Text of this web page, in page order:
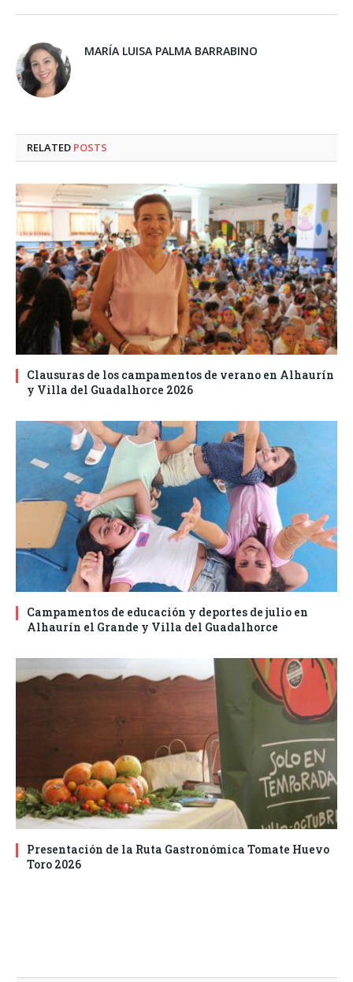
MARÍA LUISA PALMA BARRABINO
RELATED POSTS
Clausuras de los campamentos de verano en Alhaurín
y Villa del Guadalhorce 2026
Campamentos de educación y deportes de julio en
Alhaurín el Grande y Villa del Guadalhorce
Presentación de la Ruta Gastronómica Tomate Huevo
Toro 2026